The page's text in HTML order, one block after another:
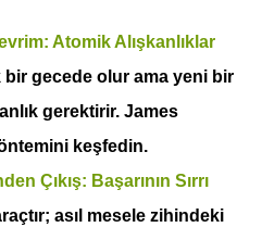
Atomik Alışkanlıklar
bir gecede olur ama yeni bir
gerektirir. James
keşfedin.
Çıkış: Başarının Sırrı
asıl mesele zihindeki